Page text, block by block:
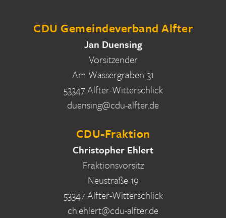
CDU Gemeindeverband Alfter
Jan Duensing
Vorsitzender
Am Wassergraben 31
53347 Alfter-Witterschlick
duensing@cdu-alfter.de
CDU-Fraktion
Christopher Ehlert
Fraktionsvorsitz
Neustraße 19
53347 Alfter-Witterschlick
ch.ehlert@cdu-alfter.de